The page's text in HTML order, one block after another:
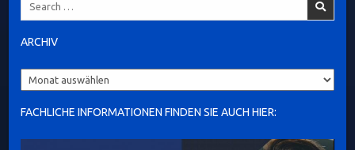
ARCHIV
Archiv
FACHLICHE INFORMATIONEN FINDEN SIE AUCH HIER: